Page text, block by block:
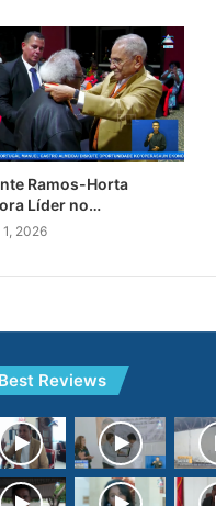
Ramos-Horta
Líder no…
2026
Best Reviews